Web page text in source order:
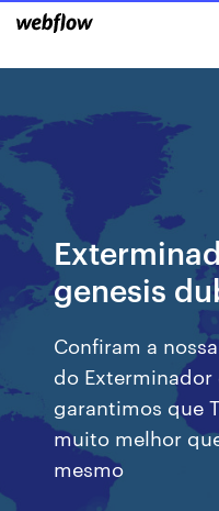
genesis
Confiram a
do
garantimos que
muito melhor
mesmo